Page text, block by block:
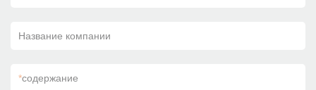
Название компании
*содержание